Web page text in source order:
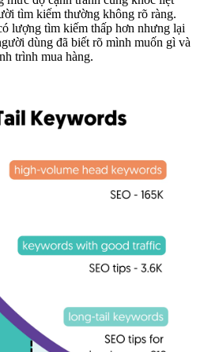
tìm kiếm thường không rõ ràng.
lượng tìm kiếm thấp hơn nhưng lại
dùng đã biết rõ mình muốn gì và
trình mua hàng.